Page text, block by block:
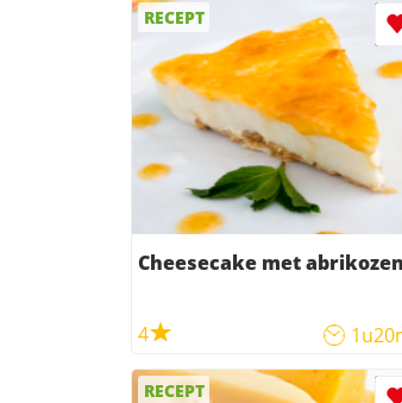
RECEPT
Cheesecake met abrikozen
4
RECEPT